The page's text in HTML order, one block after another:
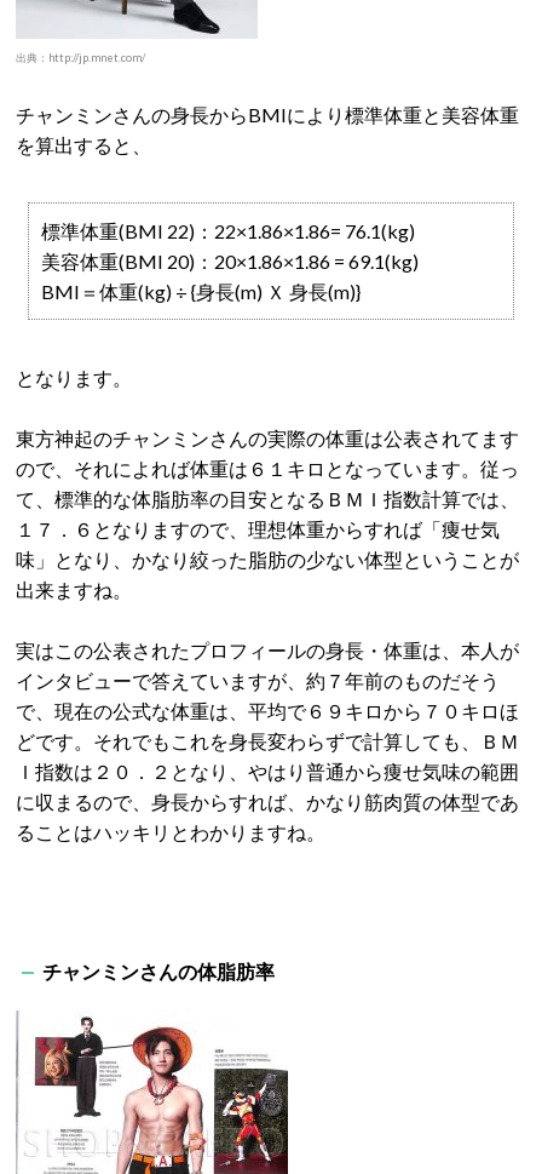
出典：http://jp.mnet.com/
チャンミンさんの身長からBMIにより標準体重と美容体重
を算出すると、
標準体重(BMI 22)：22×1.86×1.86= 76.1(kg)
美容体重(BMI 20)：20×1.86×1.86 = 69.1(kg)
BMI＝体重(kg) ÷ {身長(m) Ｘ 身長(m)}
となります。
東方神起のチャンミンさんの実際の体重は公表されてます
ので、それによれば体重は６１キロとなっています。従っ
て、標準的な体脂肪率の目安となるＢＭＩ指数計算では、
１７．６となりますので、理想体重からすれば「痩せ気
味」となり、かなり絞った脂肪の少ない体型ということが
出来ますね。
実はこの公表されたプロフィールの身長・体重は、本人が
インタビューで答えていますが、約７年前のものだそう
で、現在の公式な体重は、平均で６９キロから７０キロほ
どです。それでもこれを身長変わらずで計算しても、ＢＭ
Ｉ指数は２０．２となり、やはり普通から痩せ気味の範囲
に収まるので、身長からすれば、かなり筋肉質の体型であ
ることはハッキリとわかりますね。
チャンミンさんの体脂肪率